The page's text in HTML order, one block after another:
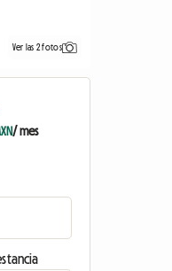
Ver las 2 fotos
/ mes